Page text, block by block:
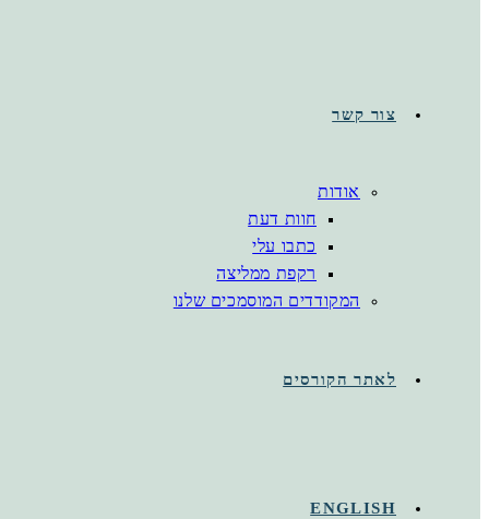
צור קשר
אודות
חוות דעת
כתבו עלי
רקפת ממליצה
המקודדים המוסמכים שלנו
לאתר הקורסים
ENGLISH